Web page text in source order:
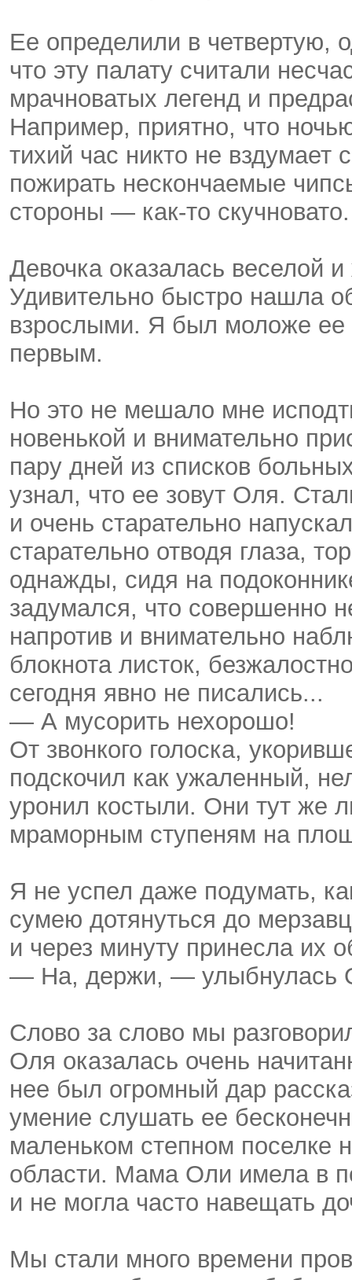
Ее определили в четвертую,
что эту палату считали
мрачноватых легенд и
Например, приятно, что
тихий час никто не вздумает
пожирать нескончаемые
стороны — как-то скучновато.
Девочка оказалась веселой
Удивительно быстро нашла
взрослыми. Я был моложе ее
первым.
Но это не мешало мне
новенькой и внимательно
пару дней из списков
узнал, что ее зовут Оля.
и очень старательно
старательно отводя глаза,
однажды, сидя на
задумался, что совершенно
напротив и внимательно
блокнота листок,
сегодня явно не писались...
— А мусорить нехорошо!
От звонкого голоска,
подскочил как ужаленный,
уронил костыли. Они тут же
мраморным ступеням на
Я не успел даже подумать,
сумею дотянуться до
и через минуту принесла их
— На, держи, — улыбнулась
Слово за слово мы
Оля оказалась очень
нее был огромный дар
умение слушать ее
маленьком степном поселке
области. Мама Оли имела в
и не могла часто навещать
Мы стали много времени